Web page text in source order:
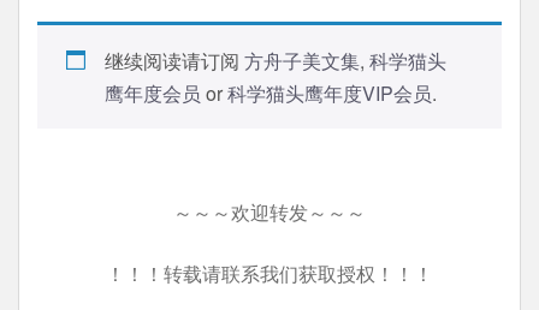
继续阅读请订阅 方舟子美文集, 科学猫头
鹰年度会员 or科学猫头鹰年度VIP会员.
～～～欢迎转发～～～
！！！转载请联系我们获取授权！！！